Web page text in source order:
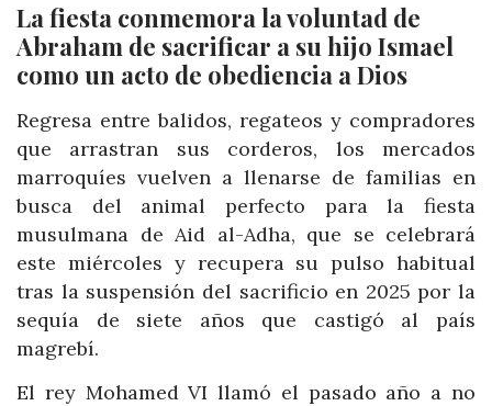
La fiesta conmemora la voluntad de
Abraham de sacrificar a su hijo Ismael
como un acto de obediencia a Dios
Regresa entre balidos, regateos y compradores
que arrastran sus corderos, los mercados
marroquíes vuelven a llenarse de familias en
busca del animal perfecto para la fiesta
musulmana de Aid al-Adha, que se celebrará
este miércoles y recupera su pulso habitual
tras la suspensión del sacrificio en 2025 por la
sequía de siete años que castigó al país
magrebí.
El rey Mohamed VI llamó el pasado año a no